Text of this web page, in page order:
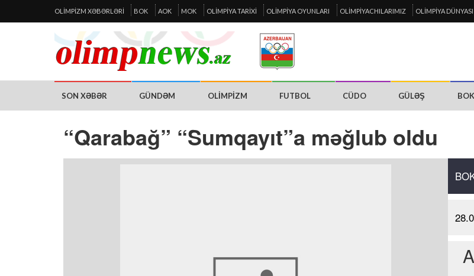
OLIMPIZM XƏBƏRLƏRI BOK AOK MOK OLIMPIYA TARIXI OLIMPIYA OYUNLARI OLIMPIYACHILARIMIZ OLIMPIYA DÜNYASI
SON XƏBƏR GÜNDƏM OLIMPIZM FUTBOL CÜDO GÜLƏŞ
“Qarabağ” “Sumqayıt”a məğlub oldu